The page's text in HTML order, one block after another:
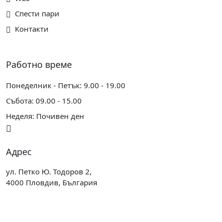
Спести пари
Контакти
Работно време
Понеделник - Петък: 9.00 - 19.00
Събота: 09.00 - 15.00
Неделя: Почивен ден
Адрес
ул. Петко Ю. Тодоров 2,
4000 Пловдив, България